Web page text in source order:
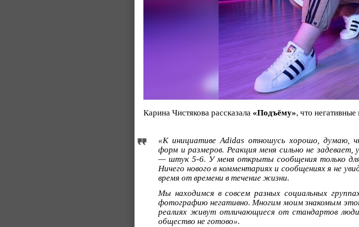
Карина Чистякова рассказала «Подъёму», что
«К инициативе Adidas отношусь хорошо, думаю,
форм и размеров. Реакция меня сильно не задевает,
— штук 5-6. У меня открыты сообщения только
Ничего нового в комментариях и сообщениях я не
время от времени в течение жизни.
Мы находимся в совсем разных социальных
фотографию негативно. Многим моим знакомым
реалиях живут отличающиеся от стандартов
общество не готово».